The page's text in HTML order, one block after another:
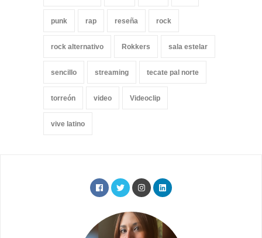
punk rap reseña rock
rock alternativo Rokkers sala estelar
sencillo streaming tecate pal norte
torreón video Videoclip
vive latino